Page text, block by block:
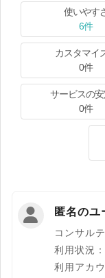
使いやす
6件
カスタマイ
0件
サービスの
0件
匿名のユ
コンサル
利用状況
利用アカ